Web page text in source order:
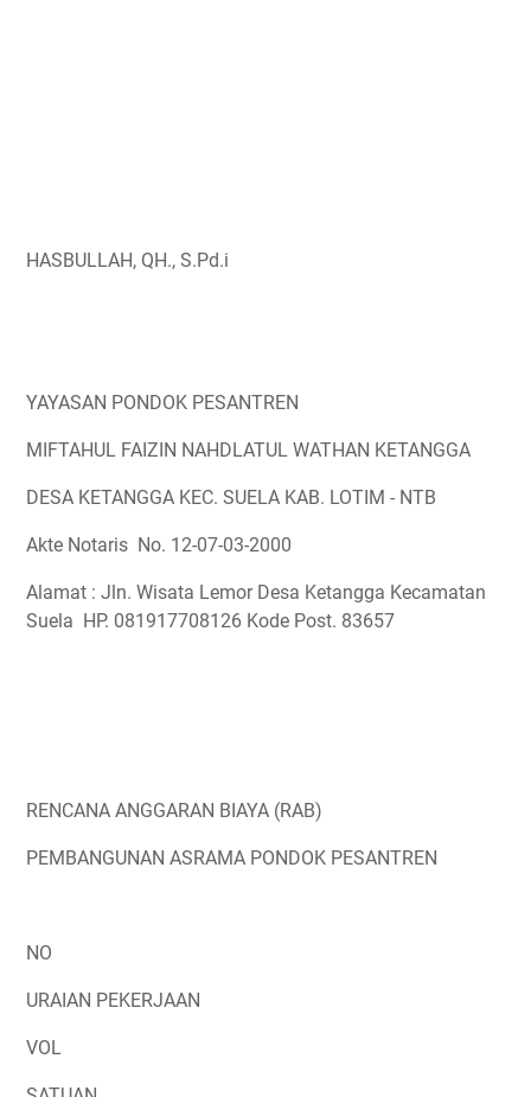
HASBULLAH, QH., S.Pd.i
YAYASAN PONDOK PESANTREN
MIFTAHUL FAIZIN NAHDLATUL WATHAN KETANGGA
DESA KETANGGA KEC. SUELA KAB. LOTIM - NTB
Akte Notaris No. 12-07-03-2000
Alamat : Jln. Wisata Lemor Desa Ketangga Kecamatan
Suela HP. 081917708126 Kode Post. 83657
RENCANA ANGGARAN BIAYA (RAB)
PEMBANGUNAN ASRAMA PONDOK PESANTREN
NO
URAIAN PEKERJAAN
VOL